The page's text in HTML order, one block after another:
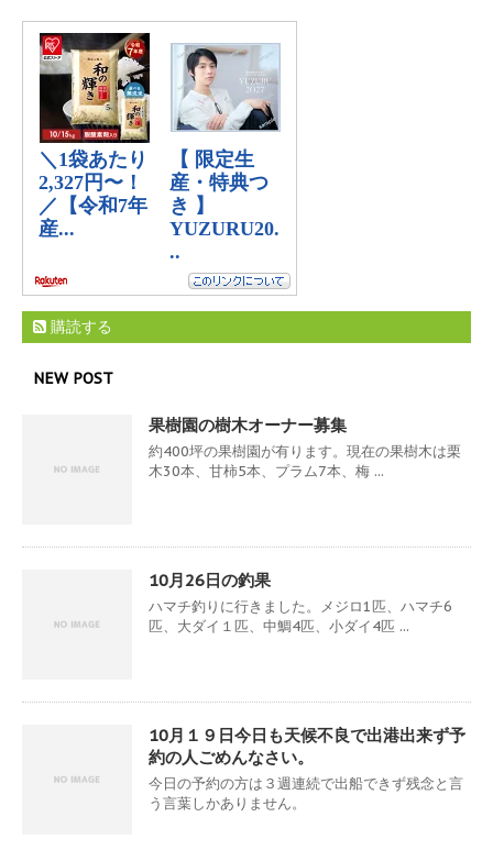
購読する
NEW POST
果樹園の樹木オーナー募集
約400坪の果樹園が有ります。現在の果樹木は栗
木30本、甘柿5本、プラム7本、梅 ...
10月26日の釣果
ハマチ釣りに行きました。メジロ1匹、ハマチ6
匹、大ダイ１匹、中鯛4匹、小ダイ4匹 ...
10月１９日今日も天候不良で出港出来ず予
約の人ごめんなさい。
今日の予約の方は３週連続で出船できず残念と言
う言葉しかありません。